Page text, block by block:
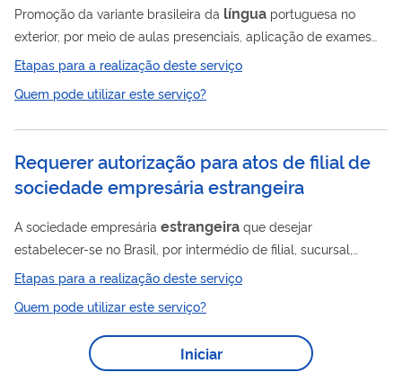
Promoção da variante brasileira da língua portuguesa no
exterior, por meio de aulas presenciais, aplicação de exames
de proficiência do idioma e projetos voltados para o português
divulgação da cultura brasileira
Etapas para a realização deste serviço
Quem pode utilizar este serviço?
Requerer autorização para atos de filial de
sociedade empresária estrangeira
A sociedade empresária estrangeira que desejar
estabelecer-se no Brasil, por intermédio de filial, sucursal,
agência ou estabelecimento deve requerer autorização prévia
ao Governo Federal. Para tanto, deverá observar as disposições
do art. 1.134 do Código Civil e art. 1º da Instrução Normativa
DREI nº 77, de 18 de março de 2020. Demais autorizações
Cumpre destacar ainda, que para produzir efeitos no território
Etapas para a realização deste serviço
Quem pode utilizar este serviço?
Iniciar